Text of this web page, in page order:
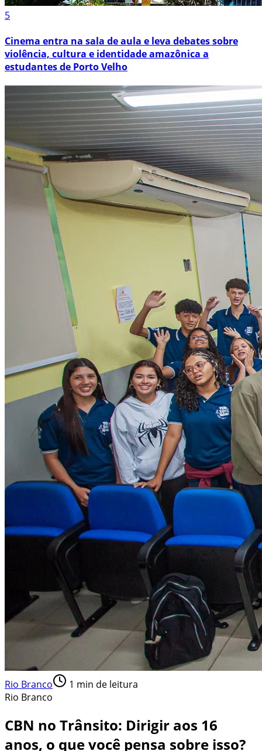
5
Cinema entra na sala de aula e leva debates sobre
violência, cultura e identidade amazônica a
estudantes de Porto Velho
Rio Branco 1 min de leitura
Rio Branco
CBN no Trânsito: Dirigir aos 16
anos, o que você pensa sobre isso?